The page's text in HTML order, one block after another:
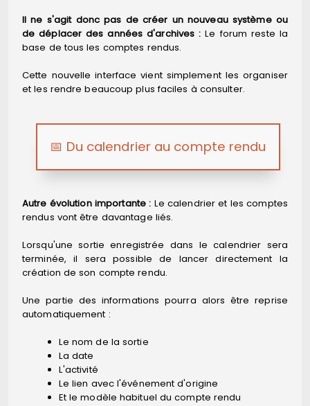
Il ne s'agit donc pas de créer un nouveau système ou
de déplacer des années d'archives : Le forum reste la
base de tous les comptes rendus.
Cette nouvelle interface vient simplement les organiser
et les rendre beaucoup plus faciles à consulter.
📅 Du calendrier au compte rendu
Autre évolution importante : Le calendrier et les comptes
rendus vont être davantage liés.
Lorsqu'une sortie enregistrée dans le calendrier sera
terminée, il sera possible de lancer directement la
création de son compte rendu.
Une partie des informations pourra alors être reprise
automatiquement :
Le nom de la sortie
La date
L'activité
Le lien avec l'événement d'origine
Et le modèle habituel du compte rendu